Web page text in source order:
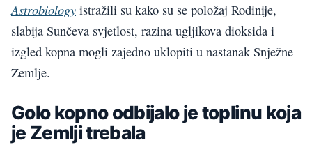
Astrobiology istražili su kako su se položaj Rodinije,
slabija Sunčeva svjetlost, razina ugljikova dioksida i
izgled kopna mogli zajedno uklopiti u nastanak Snježne
Zemlje.
Golo kopno odbijalo je toplinu koja
je Zemlji trebala